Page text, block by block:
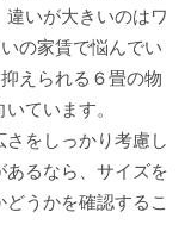
いが大きいのはワ
の家賃で悩んでい
えられる６畳の物
ています。
をしっかり考慮し
るなら、サイズを
うかを確認するこ